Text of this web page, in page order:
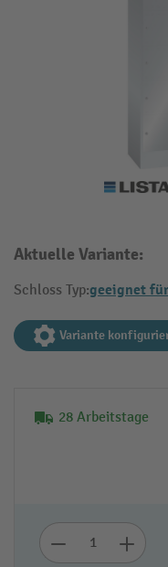
Aktuelle Variante:
Schloss Typ:geeignet
Variante
28 Arbeitstage